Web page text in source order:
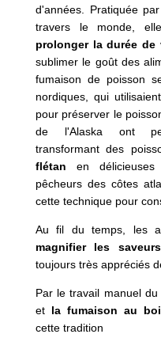
d'années. Pratiquée
travers le monde,
prolonger la durée
sublimer le goût des
fumaison de poisson
nordiques, qui
pour préserver le
de l'Alaska ont
transformant des
flétan en délicieuses
pêcheurs des côtes
cette technique pour
Au fil du temps, les
magnifier les
toujours très appréciés
Par le travail manuel du
et la fumaison au
cette tradition